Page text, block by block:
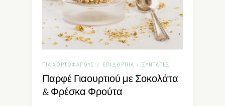
ΓΙΑ ΧΟΡΤΟΦΆΓΟΥΣ / ΕΠΙΔΌΡΠΙΑ / ΣΥΝΤΑΓΈΣ
Παρφέ Γιαουρτιού με Σοκολάτα
& Φρέσκα Φρούτα